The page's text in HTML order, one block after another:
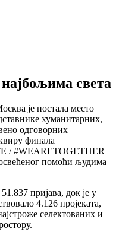
света
је постала место
хуманитарних,
одговорних
финала
/ #WEARETOGETHER
помоћи људима
пријава, док је у
4.126 пројеката,
селектованих и